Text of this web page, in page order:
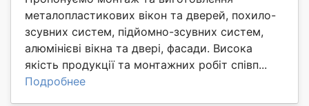
металопластикових вікон та дверей, похило-
зсувних систем, підйомно-зсувних систем,
алюмінієві вікна та двері, фасади. Висока
якість продукції та монтажних робіт співп...
Подробнее